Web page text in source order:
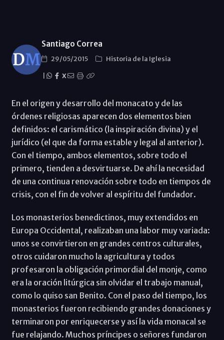
Santiago Correa
29/05/2015
Historia de la Iglesia
X
En el origen y desarrollo del monacato y de las
órdenes religiosas aparecen dos elementos bien
definidos: el carismático (la inspiración divina) y el
jurídico (el que da forma estable y legal al anterior).
Con el tiempo, ambos elementos, sobre todo el
primero, tienden a desvirtuarse. De ahí la necesidad
de una continua renovación sobre todo en tiempos de
crisis, con el fin de volver al espíritu del fundador.
Los monasterios benedictinos, muy extendidos en
Europa Occidental, realizaban una labor muy variada:
unos se convirtieron en grandes centros culturales,
otros cuidaron mucho la agricultura y todos
profesaron la obligación primordial del monje, como
era la oración litúrgica sin olvidar el trabajo manual,
como lo quiso san Benito. Con el paso del tiempo, los
monasterios fueron recibiendo grandes donaciones y
terminaron por enriquecerse y así la vida monacal se
fue relajando. Muchos príncipes o señores fundaron